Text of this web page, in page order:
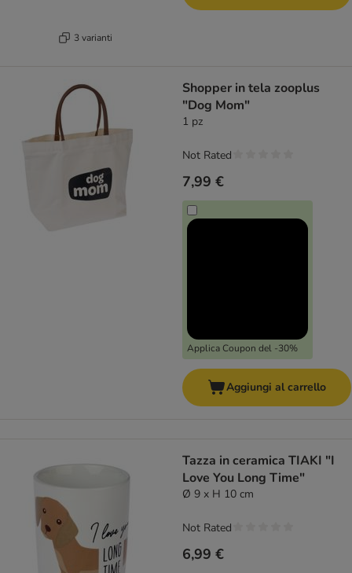
3 varianti
Shopper in tela zooplus
"Dog Mom"
1 pz
7,99 €
Applica Coupon del -30%
Not Rated
Aggiungi al carrello
Tazza in ceramica TIAKI "I
Love You Long Time"
Ø 9 x H 10 cm
6,99 €
Not Rated